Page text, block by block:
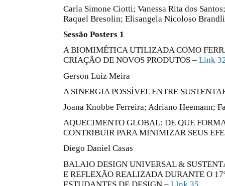
Carla Simone Ciotti; Vanessa Rita dos
Raquel Bresolin; Elisangela Nicoloso
Sessão Posters 1
A BIOMIMÉTICA UTILIZADA COMO
CRIAÇÃO DE NOVOS PRODUTOS – Link
Gerson Luiz Meira
A SINERGIA POSSÍVEL ENTRE
Joana Knobbe Ferreira; Adriano Heemann;
AQUECIMENTO GLOBAL: DE QUE
CONTRIBUIR PARA MINIMIZAR SEUS
Diego Daniel Casas
BALAIO DESIGN UNIVERSAL &
E REFLEXÃO REALIZADA DURANTE O
ESTUDANTES DE DESIGN – LInk 35